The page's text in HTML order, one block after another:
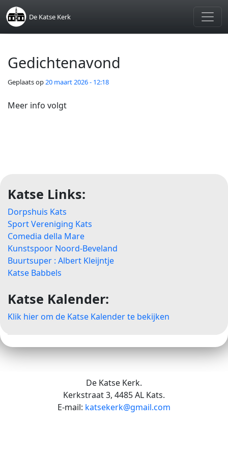
Skip to main content
De Katse Kerk
Gedichtenavond
Geplaats op20 maart 2026 - 12:18
Meer info volgt
Katse Links:
Dorpshuis Kats
Sport Vereniging Kats
Comedia della Mare
Kunstspoor Noord-Beveland
Buurtsuper : Albert Kleijntje
Katse Babbels
Katse Kalender:
Klik hier om de Katse Kalender te bekijken
De Katse Kerk.
Kerkstraat 3, 4485 AL Kats.
E-mail: katsekerk@gmail.com